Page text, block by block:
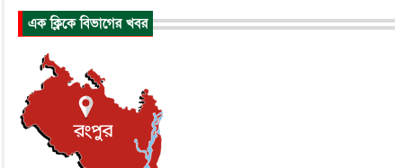
পাকিস্তান-তুরস্কের সঙ্গে প্রতিরক্ষা চুক্তি সৌদি আরবকে কতটা ন...
যুক্তরাজ্যে গ্রুমিং কেলেঙ্কারি : পাকিস্তানির অপরাধে অস্বস্তি...
আন্তর্জাতিক
বিরোধ কাটিয়ে কূটনৈতিক সম্পর্ক পুনঃস্থাপন করছে মেক্সিকো ও
এক ক্লিকে বিভাগের খবর